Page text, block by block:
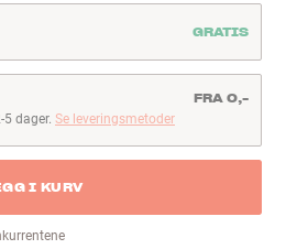
GRATIS
5 dager. Se leveringsmetoder
FRA 0,-
I KURV